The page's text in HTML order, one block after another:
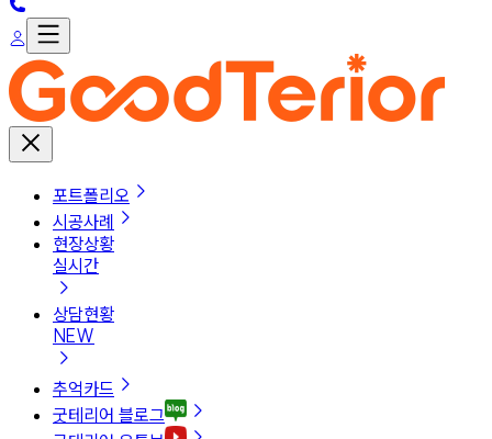
포트폴리오
시공사례
현장상황
실시간
상담현황
NEW
추억카드
굿테리어 블로그